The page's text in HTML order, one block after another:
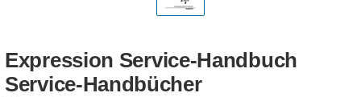
Expression Service-Handbuch
Service-Handbücher